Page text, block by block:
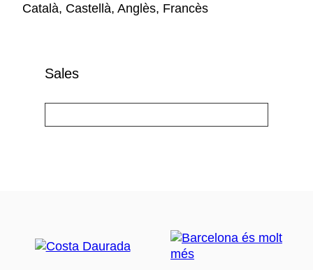
Català, Castellà, Anglès, Francès
Sales